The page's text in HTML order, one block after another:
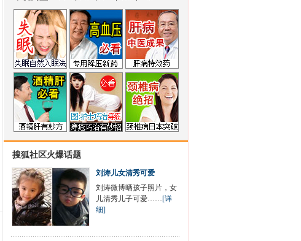
搜狐社区火爆话题
刘涛儿女清秀可爱
刘涛微博晒孩子照片，女
儿清秀儿子可爱……[详
细]